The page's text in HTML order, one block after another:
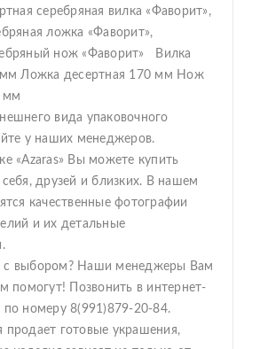
серебряная вилка «Фаворит»,
ложка «Фаворит»,
нож «Фаворит» Вилка
мм Ложка десертная 170 мм Нож
мм
вида упаковочного
у наших менеджеров.
«Azaras» Вы можете купить
друзей и близких. В нашем
качественные фотографии
и их детальные
выбором? Наши менеджеры Вам
помогут! Позвонить в интернет-
номеру 8(991)879-20-84.
готовые украшения,